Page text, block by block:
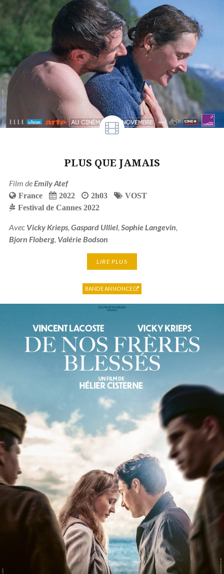
PLUS QUE JAMAIS
Film deEmily Atef
France 2022 2h03
VOST
Festival de Cannes 2022
Avec Vicky Krieps, Gaspard Ulliel, Sophie Langevin,
Bjorn Floberg, Valérie Bodson
LIRE PLUS
BANDE ANNONCE